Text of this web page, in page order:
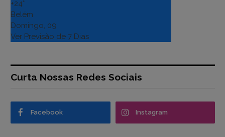
+24°
Belém
Domingo, 09
Ver Previsão de 7 Dias
Curta Nossas Redes Sociais
Facebook Instagram